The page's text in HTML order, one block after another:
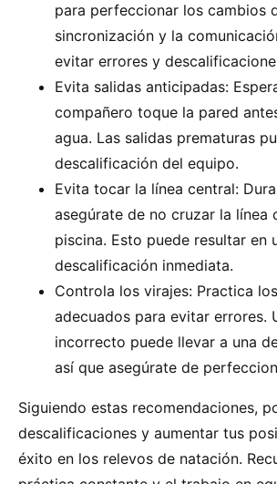
para perfeccionar los cambios
sincronización y la
evitar errores y
Evita salidas anticipadas:
compañero toque la pared
agua. Las salidas prematuras
descalificación del equipo.
Evita tocar la línea central:
asegúrate de no cruzar la línea
piscina. Esto puede resultar en
descalificación inmediata.
Controla los virajes: Practica
adecuados para evitar errores.
incorrecto puede llevar a una
así que asegúrate de
Siguiendo estas recomendaciones,
descalificaciones y aumentar tus
éxito en los relevos de natación.